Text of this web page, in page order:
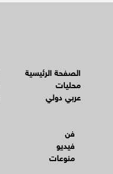
الصفحة الرئيسية
محليات
عربي دولي
فن
فيديو
منوعات